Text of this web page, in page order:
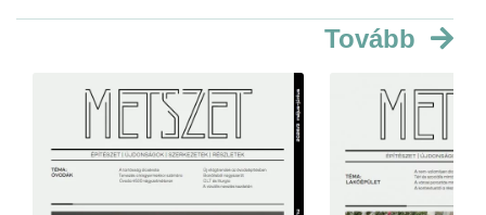
Tovább